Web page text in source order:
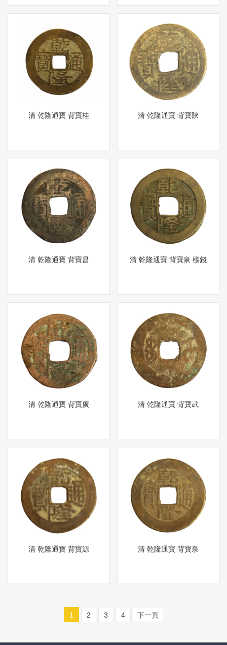
清 乾隆通寶 背寶桂 清 乾隆通寶 背寶陝
清 乾隆通寶 背寶昌 清 乾隆通寶 背寶泉 樣錢
清 乾隆通寶 背寶廣 清 乾隆通寶 背寶武
清 乾隆通寶 背寶源 清 乾隆通寶 背寶泉
1 2 3 4 下一頁